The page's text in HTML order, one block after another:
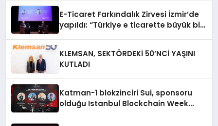
E-Ticaret Farkındalık Zirvesi İzmir’de
yapıldı: “Türkiye e ticarette büyük bir
KLEMSAN, SEKTÖRDEKİ 50’NCİ YAŞINI
KUTLADI
Katman-1 blokzinciri Sui, sponsoru
olduğu Istanbul Blockchain Week